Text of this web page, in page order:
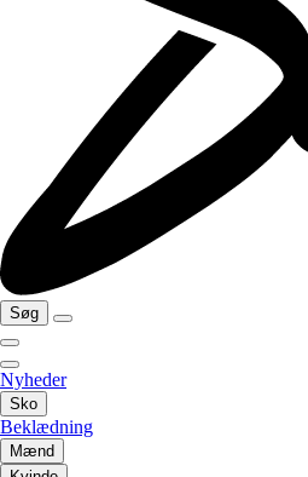
Søg
Nyheder
Sko
Beklædning
Mænd